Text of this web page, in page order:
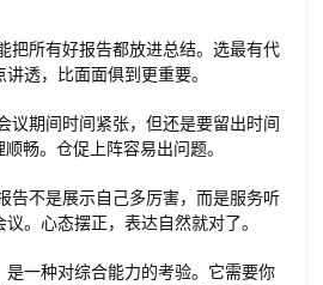
把所有好报告都放进总结。选最有代
透，比面面俱到更重要。
议期间时间紧张，但还是要留出时间
畅。仓促上阵容易出问题。
告不是展示自己多厉害，而是服务听
。心态摆正，表达自然就对了。
一种对综合能力的考验。它需要你